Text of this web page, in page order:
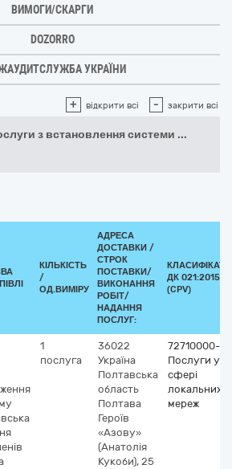
ВИМОГИ/СКАРГИ
DOZORRO
УКРАЇНИ
+ відкрити всі - закрити всі
з встановлення системи ...
КІЛЬКІСТЬ
/
ОД.ВИМІРУ
АДРЕСА
ДОСТАВКИ /
СТРОК
ПОСТАВКИ/
ВИКОНАННЯ
РОБІТ/
НАДАННЯ
ПОСЛУГ:
ДК 021:2015
(CPV)
1
послуга
36022
Україна
Полтавська
область
Полтава
Героїв
«Азову»
(Анатолія
Кукоби), 25
72710000-0
Послуги у
сфері
локальних
мереж